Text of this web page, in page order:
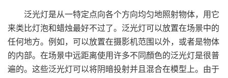
泛光灯是从一特定点向各个方向均匀地照射物体，用它
来类比灯泡和蜡烛最好不过了。泛光灯可以放置在场景中的
任何地方。例如，可以放置在摄影机范围以外，或者是物体
的内部。在场景中远距离使用许多不同顏色的泛光灯是很普
遍的。这些泛光灯可以将阴暗投射并且混合在模型上。由于